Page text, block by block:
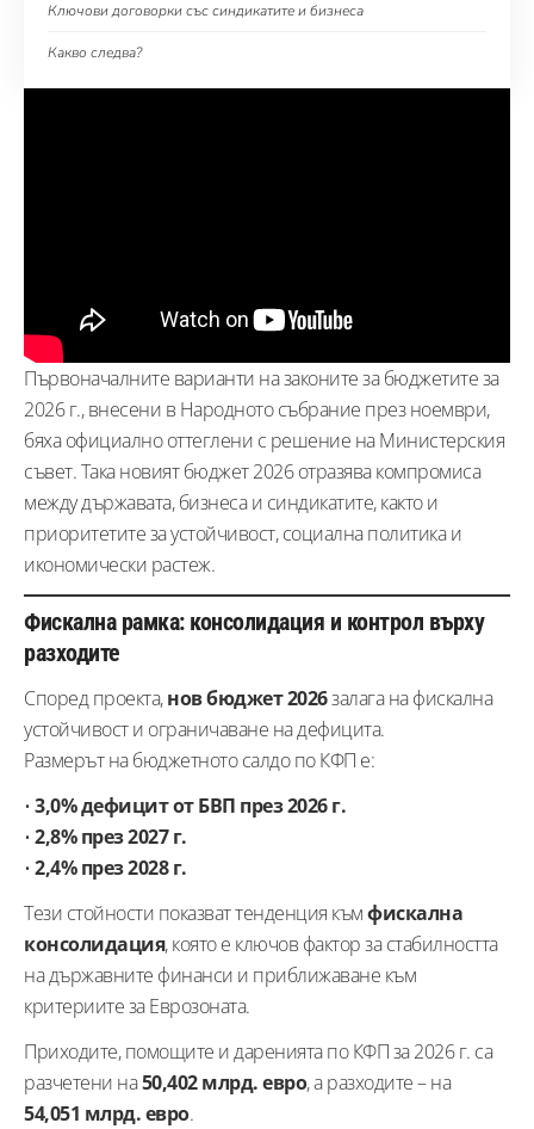
Ключови договорки със синдикатите и бизнеса
Какво следва?
Първоначалните варианти на законите за бюджетите за
2026 г., внесени в Народното събрание през ноември,
бяха официално оттеглени с решение на Министерския
съвет. Така новият бюджет 2026 отразява компромиса
между държавата, бизнеса и синдикатите, както и
приоритетите за устойчивост, социална политика и
икономически растеж.
Фискална рамка: консолидация и контрол върху
разходите
Според проекта,нов бюджет 2026залага на фискална
устойчивост и ограничаване на дефицита.
Размерът на бюджетното салдо по КФП е:
•3,0% дефицит от БВП през 2026 г.
•2,8% през 2027 г.
•2,4% през 2028 г.
Тези стойности показват тенденция къмфискална
консолидация, която е ключов фактор за стабилността
на държавните финанси и приближаване към
критериите за Еврозоната.
Приходите, помощите и даренията по КФП за 2026 г. са
разчетени на50,402 млрд. евро, а разходите – на
54,051 млрд. евро.